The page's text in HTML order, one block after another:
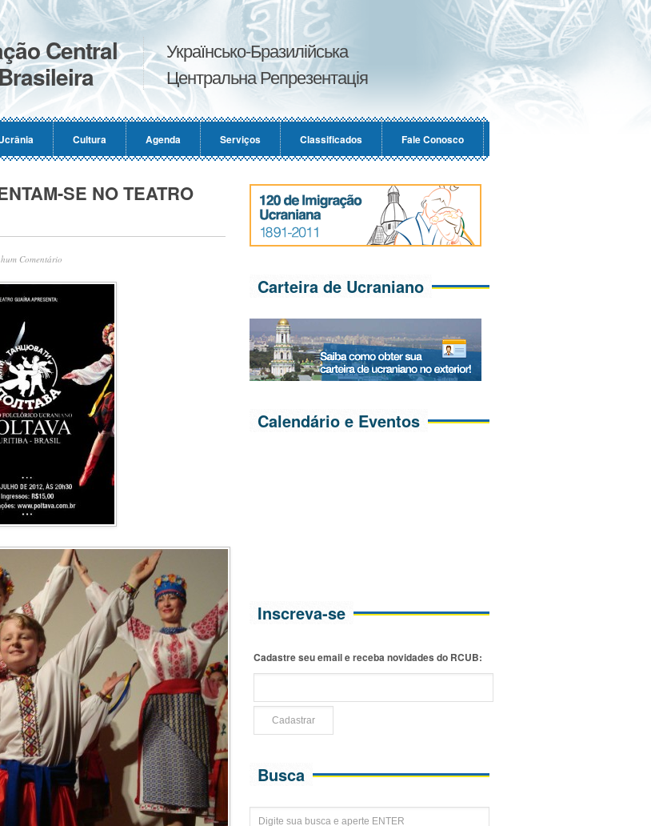
Central
Українсько-Бразилійська
Центральна Репрезентація
Cultura Agenda Serviços Classificados Fale Conosco
SE NO TEATRO
Comentário
Carteira de Ucraniano
Calendário e Eventos
Inscreva-se
Cadastre seu email e receba novidades do RCUB:
Busca